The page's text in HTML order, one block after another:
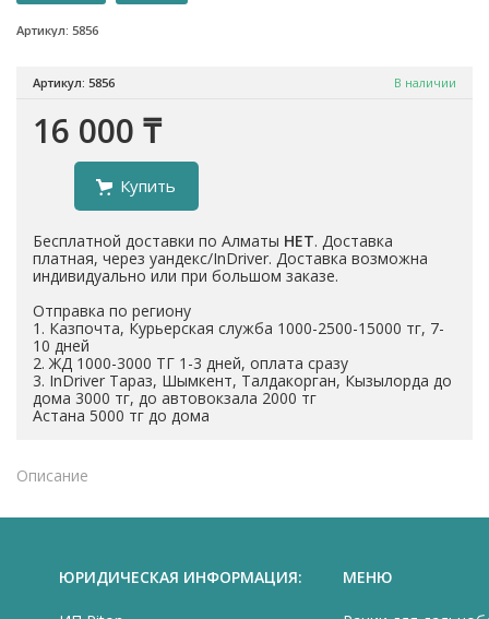
Артикул: 5856
Артикул: 5856 В наличии
16 000 ₸
Купить
Бесплатной доставки по Алматы НЕТ. Доставка
платная, через уандекс/InDriver. Доставка возможна
индивидуально или при большом заказе.
Отправка по региону
1. Казпочта, Курьерская служба 1000-2500-15000 тг, 7-
10 дней
2. ЖД 1000-3000 ТГ 1-3 дней, оплата сразу
3. InDriver Тараз, Шымкент, Талдакорган, Кызылорда до
дома 3000 тг, до автовокзала 2000 тг
Астана 5000 тг до дома
Описание
ЮРИДИЧЕСКАЯ ИНФОРМАЦИЯ: МЕНЮ